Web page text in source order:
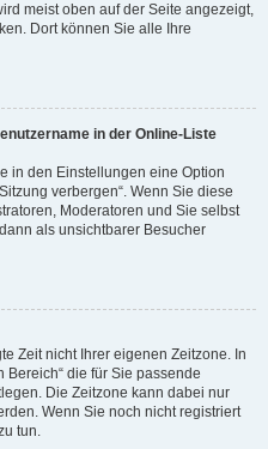
meist oben auf der Seite angezeigt,
Dort können Sie alle Ihre
in der Online-Liste
in den Einstellungen eine Option
verbergen“. Wenn Sie diese
Moderatoren und Sie selbst
als unsichtbarer Besucher
Zeit nicht Ihrer eigenen Zeitzone. In
Bereich“ die für Sie passende
Die Zeitzone kann dabei nur
Wenn Sie noch nicht registriert
tun.